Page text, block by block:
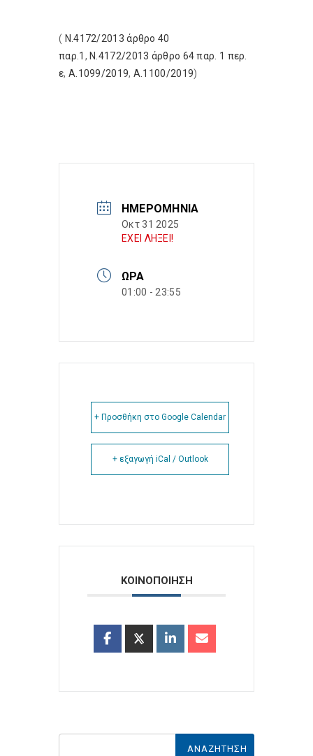
( Ν.4172/2013 άρθρο 40
παρ.1 , Ν.4172/2013 άρθρο 64 παρ. 1 περ.
ε, Α.1099/2019, Α.1100/2019)
ΗΜΕΡΟΜΗΝΊΑ
Οκτ 31 2025
ΕΧΕΙ ΛΗΞΕΙ!
ΏΡΑ
01:00 - 23:55
+ Προσθήκη στο Google Calendar
+ εξαγωγή iCal / Outlook
ΚΟΙΝΟΠΟΙΗΣΗ